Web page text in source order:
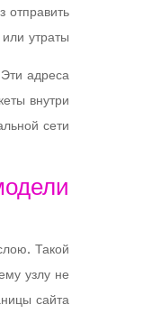
утраты.
адреса
внутри
сети.
Такой
узлу не
сайта.